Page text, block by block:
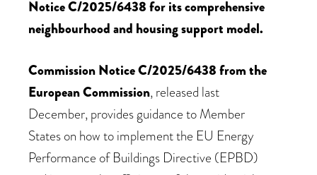
Notice C/2025/6438 for its comprehensive
neighbourhood and housing support model.
Commission Notice C/2025/6438 from the
European Commission, released last
December, provides guidance to Member
States on how to implement the EU Energy
Performance of Buildings Directive (EPBD)